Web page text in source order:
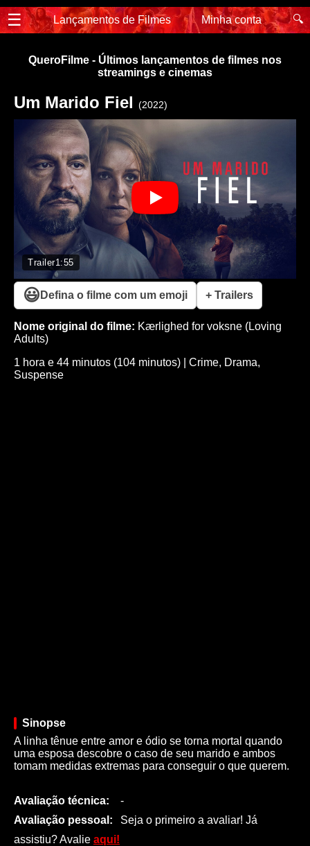
☰ Lançamentos de Filmes Minha conta 🔍
QueroFilme - Últimos lançamentos de filmes nos
streamings e cinemas
Um Marido Fiel (2022)
Trailer1:55
😃 Defina o filme com um emoji + Trailers
Nome original do filme: Kærlighed for voksne (Loving
Adults)
1 hora e 44 minutos (104 minutos)
Crime, Drama,
Suspense
Sinopse
A linha tênue entre amor e ódio se torna mortal quando
uma esposa descobre o caso de seu marido e ambos
tomam medidas extremas para conseguir o que querem.
Avaliação técnica:
-
Avaliação pessoal:
Seja o primeiro a avaliar! Já
assistiu? Avalie aqui!